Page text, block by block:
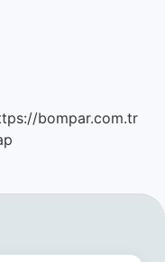
bompar.com.tr